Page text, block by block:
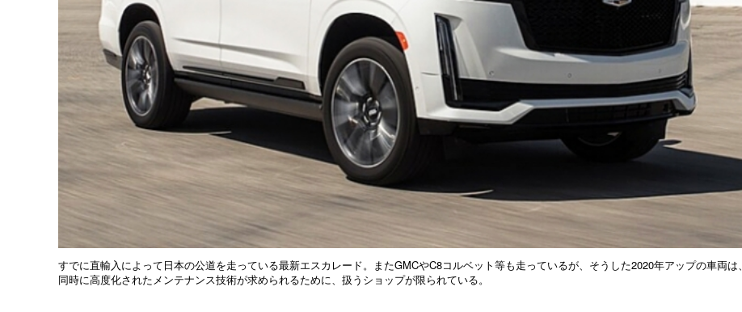
すでに直輸入によって日本の公道を走っている最新エスカレード。またGMCやC8コルベット等も走っているが、そうした2020年アップの車両は、
同時に高度化されたメンテナンス技術が求められるために、扱うショップが限られている。